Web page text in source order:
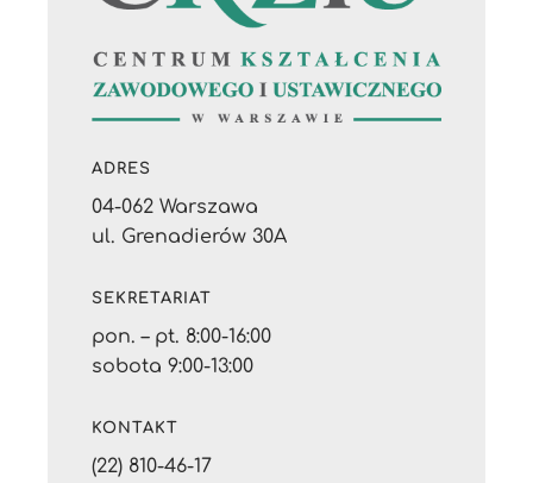
ADRES
04-062 Warszawa
ul. Grenadierów 30A
SEKRETARIAT
pon. – pt. 8:00-16:00
sobota 9:00-13:00
KONTAKT
(22) 810-46-17